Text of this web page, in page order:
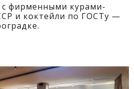
с фирменными курами-
и коктейли по ГОСТу —